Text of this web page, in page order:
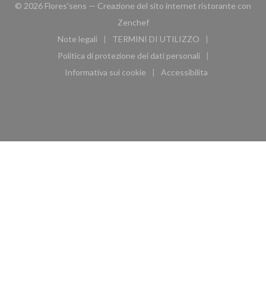
© 2026 Flores'sens — Creazione del sito internet ristorante con
Zenchef((apre una nuova finestra))
Note legali
((apre una nuova finestra))
TERMINI DI UTILIZZO
((apre una nuova finestra))
Politica di protezione dei dati personali
((apre una nuova finestra))
Informativa sui cookie
((apre una nuova finestra))
Accessibilita